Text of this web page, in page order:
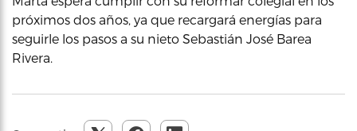
próximos dos años, ya que recargará energías para
seguirle los pasos a su nieto Sebastián José Barea
Rivera.